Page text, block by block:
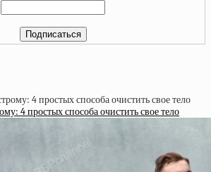
4 простых способа очистить свое тело